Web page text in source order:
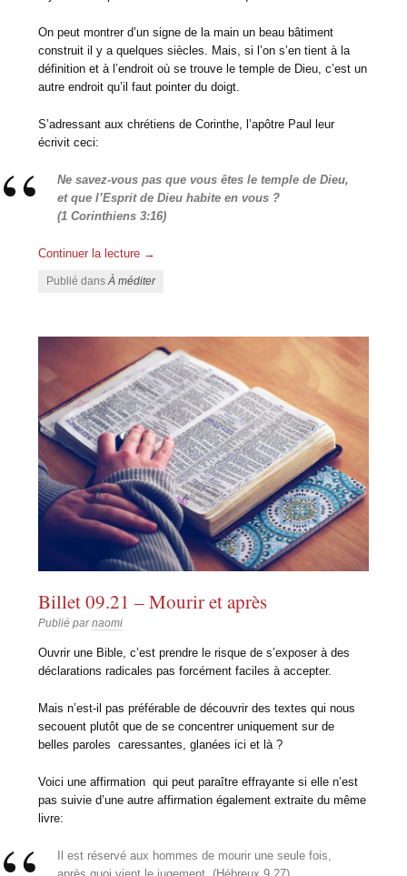
On peut montrer d’un signe de la main un beau bâtiment
construit il y a quelques siècles. Mais, si l’on s’en tient à la
définition et à l’endroit où se trouve le temple de Dieu, c’est un
autre endroit qu’il faut pointer du doigt.
S’adressant aux chrétiens de Corinthe, l’apôtre Paul leur
écrivit ceci:
Ne savez-vous pas que vous êtes le temple de Dieu,
et que l’Esprit de Dieu habite en vous ?
(1 Corinthiens 3:16)
Continuer la lecture →
Publié dansÀ méditer
Billet 09.21 – Mourir et après
Publié parnaomi
Ouvrir une Bible, c’est prendre le risque de s’exposer à des
déclarations radicales pas forcément faciles à accepter.
Mais n’est-il pas préférable de découvrir des textes qui nous
secouent plutôt que de se concentrer uniquement sur de
belles paroles caressantes, glanées ici et là ?
Voici une affirmation qui peut paraître effrayante si elle n’est
pas suivie d’une autre affirmation également extraite du même
livre:
Il est réservé aux hommes de mourir une seule fois,